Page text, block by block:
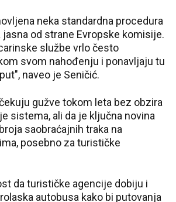
neka standardna procedura
jasna od strane Evropske komisije.
službe vrlo često
svom nahođenju i ponavljaju tu
naveo je Seničić.
gužve tokom leta bez obzira
sistema, ali da je ključna novina
saobraćajnih traka na
posebno za turističke
da turističke agencije dobiju i
autobusa kako bi putovanja